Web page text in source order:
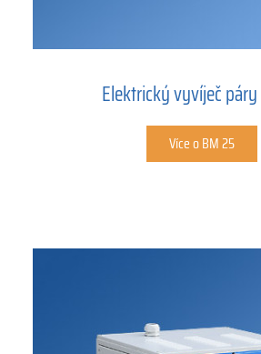
Elektrický vyvíječ
Více o BM 25